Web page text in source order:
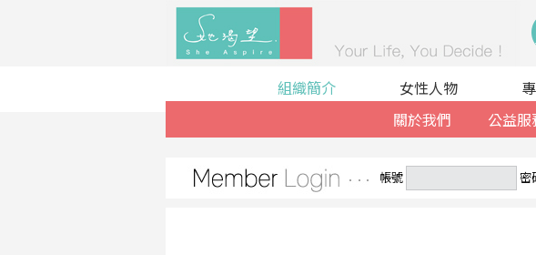
組織簡介
關於我們
公益服
女性人物
帳號 密